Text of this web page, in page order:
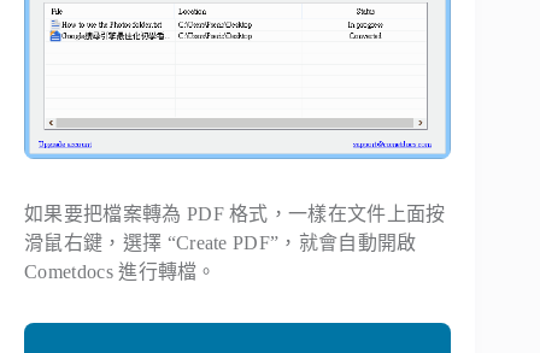
如果要把檔案轉為 PDF 格式，一樣在文件上面按
滑鼠右鍵，選擇 “Create PDF”，就會自動開啟
Cometdocs 進行轉檔。